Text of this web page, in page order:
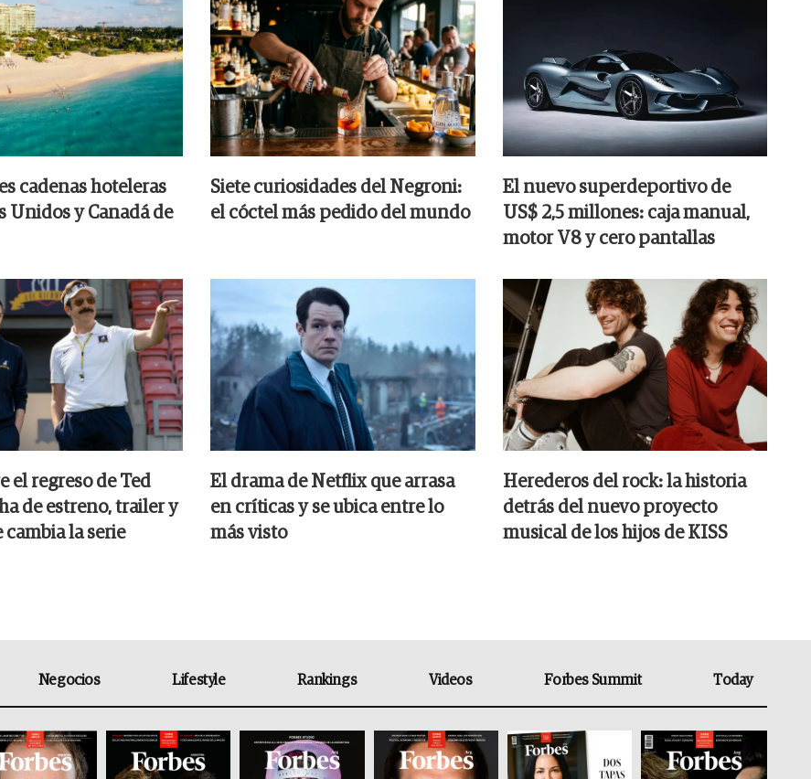
cadenas hoteleras
Unidos y Canadá de
Siete curiosidades del Negroni:
el cóctel más pedido del mundo
El nuevo superdeportivo de
US$ 2,5 millones: caja manual,
motor V8 y cero pantallas
el regreso de Ted
de estreno, trailer y
cambia la serie
El drama de Netflix que arrasa
en críticas y se ubica entre lo
más visto
Herederos del rock: la historia
detrás del nuevo proyecto
musical de los hijos de KISS
Negocios Lifestyle Rankings Videos Forbes Summit Today